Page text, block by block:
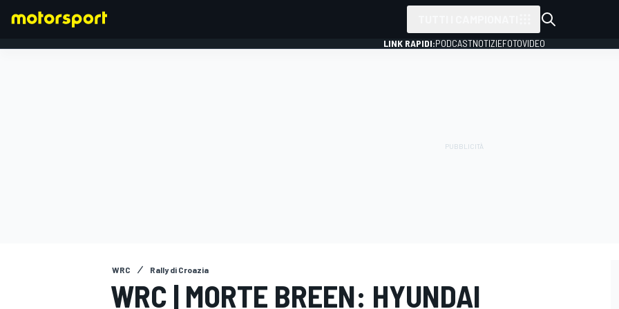
LINK RAPIDI:PODCASTNOTIZIEFOTOVIDEO
WRC Rally di Croazia
WRC | MORTE BREEN: HYUNDAI